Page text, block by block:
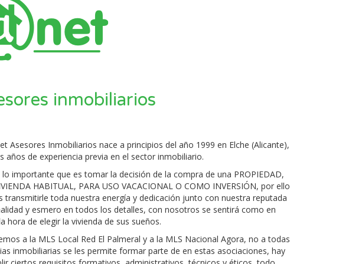
inmobiliarios
Asesores Inmobiliarios nace a principios del año 1999 en Elche (Alicante),
años de experiencia previa en el sector inmobiliario.
importante que es tomar la decisión de la compra de una PROPIEDAD,
HABITUAL, PARA USO VACACIONAL O COMO INVERSIÓN, por ello
transmitirle toda nuestra energía y dedicación junto con nuestra reputada
y esmero en todos los detalles, con nosotros se sentirá como en
hora de elegir la vivienda de sus sueños.
a la MLS Local Red El Palmeral y a la MLS Nacional Agora, no a todas
inmobiliarias se les permite formar parte de en estas asociaciones, hay